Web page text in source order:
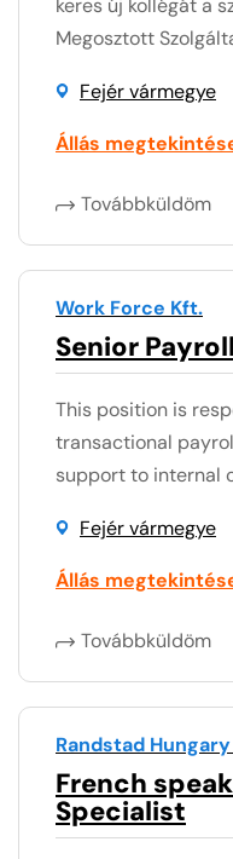
Megosztott
Fejér vármegye
Állás
Továbbküldöm
Work Force Kft.
Senior
This position is
transactional
support to internal
Fejér vármegye
Állás
Továbbküldöm
Randstad
French
Specialist